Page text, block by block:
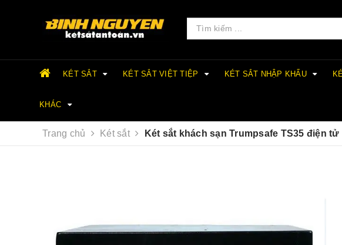
KÉT SẮT KÉT SẮT VIỆT TIỆP KÉT SẮT NHẬP KHẨU
KHÁC
Trang chủ Két sắt Két sắt khách sạn Trumpsafe TS35 điện tử